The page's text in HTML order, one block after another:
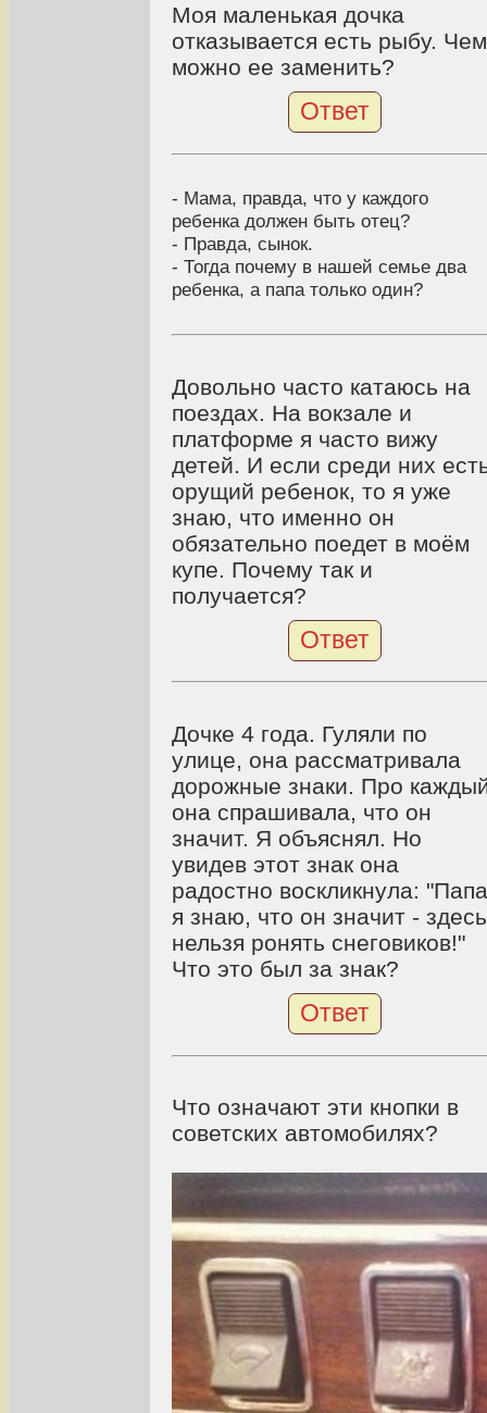
Моя маленькая дочка
отказывается есть рыбу. Чем
можно ее заменить?
Ответ
- Мама, правда, что у каждого
ребенка должен быть отец?
- Правда, сынок.
- Тогда почему в нашей семье два
ребенка, а папа только один?
Довольно часто катаюсь на
поездах. На вокзале и
платформе я часто вижу
детей. И если среди них
орущий ребенок, то я уже
знаю, что именно он
обязательно поедет в моём
купе. Почему так и
получается?
Ответ
Дочке 4 года. Гуляли по
улице, она рассматривала
дорожные знаки. Про
она спрашивала, что он
значит. Я объяснял. Но
увидев этот знак она
радостно воскликнула:
я знаю, что он значит - здесь
нельзя ронять снеговиков!"
Что это был за знак?
Ответ
Что означают эти кнопки в
советских автомобилях?